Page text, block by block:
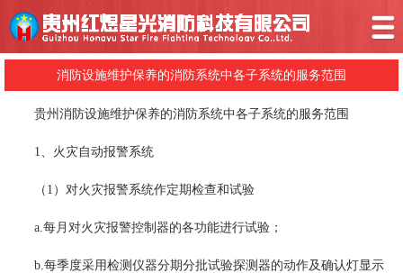
消防设施维护保养的消防系统中各子系统的服务范围
贵州消防设施维护保养的消防系统中各子系统的服务范围
1、火灾自动报警系统
（1）对火灾报警系统作定期检查和试验
a.每月对火灾报警控制器的各功能进行试验；
b.每季度采用检测仪器分期分批试验探测器的动作及确认灯显示